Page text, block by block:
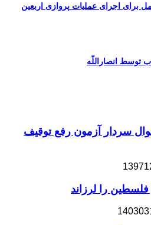
برای اجرای عملیات پروازی اربعین
توسط انصاراللّه
سردار آزمون رفع توقیف